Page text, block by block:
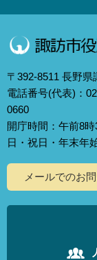
〒392-8511 長野
電話番号(代表)：
0660
開庁時間：午前8
日・祝日・年末年
メールでのお